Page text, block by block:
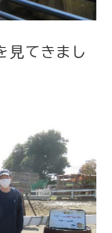
見てきまし